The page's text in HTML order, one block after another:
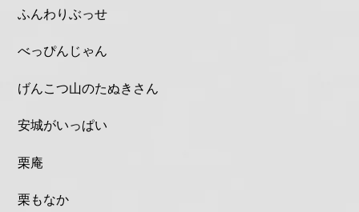
ふんわりぶっせ
べっぴんじゃん
げんこつ山のたぬきさん
安城がいっぱい
栗庵
栗もなか